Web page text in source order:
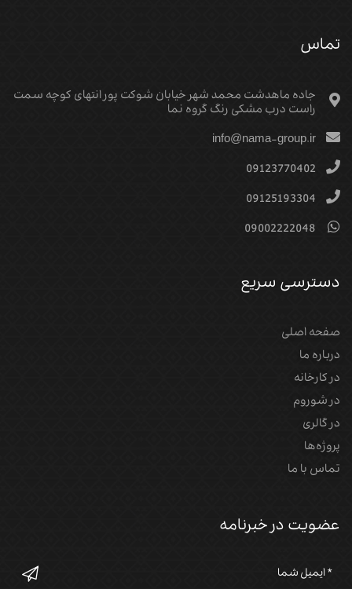
تماس
جاده ماهدشت محمد شهر خیابان شوکت پور انتهای کوچه سمت
راست درب مشکی رنگ گروه نما
info@nama-group.ir
09123770402
09125193304
09002222048
دسترسی سریع
صفحه اصلی
درباره ما
در کارخانه
در شوروم
در گالری
پروژه‌‌ها
تماس با ما
عضویت در خبرنامه